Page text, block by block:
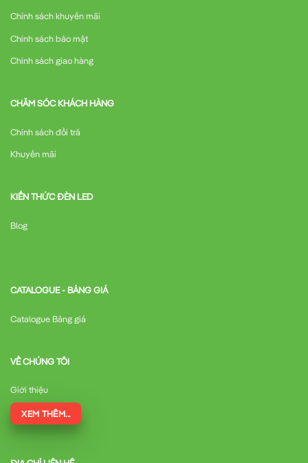
Chính sách khuyến mãi
Chính sách bảo mật
Chính sách giao hàng
CHĂM SÓC KHÁCH HÀNG
Chính sách đổi trả
Khuyến mãi
KIẾN THỨC ĐÈN LED
Blog
CATALOGUE - BẢNG GIÁ
Catalogue Bảng giá
VỀ CHÚNG TÔI
Giới thiệu
XEM THÊM...